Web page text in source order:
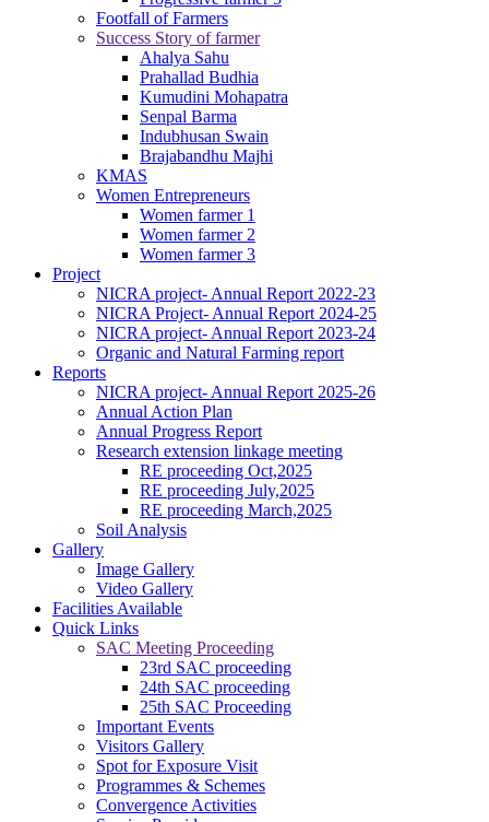
Footfall of Farmers
Success Story of farmer
Ahalya Sahu
Prahallad Budhia
Kumudini Mohapatra
Senpal Barma
Indubhusan Swain
Brajabandhu Majhi
KMAS
Women Entrepreneurs
Women farmer 1
Women farmer 2
Women farmer 3
Project
NICRA project- Annual Report 2022-23
NICRA Project- Annual Report 2024-25
NICRA project- Annual Report 2023-24
Organic and Natural Farming report
Reports
NICRA project- Annual Report 2025-26
Annual Action Plan
Annual Progress Report
Research extension linkage meeting
RE proceeding Oct,2025
RE proceeding July,2025
RE proceeding March,2025
Soil Analysis
Gallery
Image Gallery
Video Gallery
Facilities Available
Quick Links
SAC Meeting Proceeding
23rd SAC proceeding
24th SAC proceeding
25th SAC Proceeding
Important Events
Visitors Gallery
Spot for Exposure Visit
Programmes & Schemes
Convergence Activities